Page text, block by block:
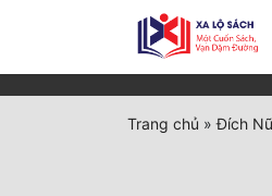
Trang chủ »Đích